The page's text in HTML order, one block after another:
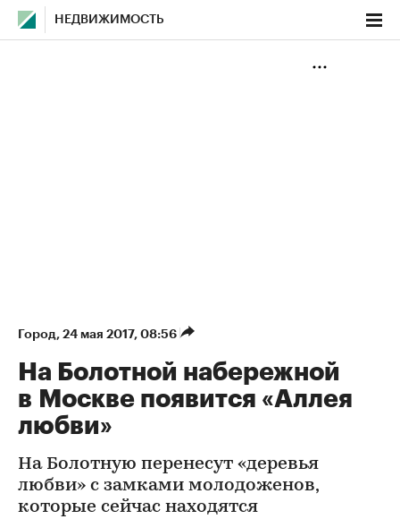
НЕДВИЖИМОСТЬ
Город⁠, 24 мая 2017, 08:56
На Болотной набережной
в Москве появится «Аллея
любви»
На Болотную перенесут «деревья
любви» с замками молодоженов,
которые сейчас находятся